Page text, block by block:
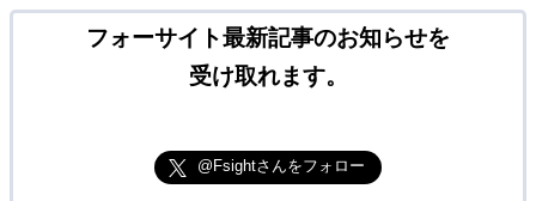
フォーサイト最新記事のお知らせを
受け取れます。
@Fsightさんをフォロー